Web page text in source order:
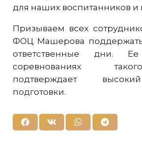
для наших воспитанников и
Призываем всех
ФОЦ Машерова
ответственные дни.
соревнованиях
подтверждает
подготовки.